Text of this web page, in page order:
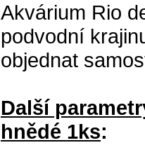
Akvárium Rio
podvodní
objednat
Další
hnědé 1ks: